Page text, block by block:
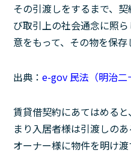
その引渡しをするまで、
び取引上の社会通念に照
意をもって、その物を保存
出典：e-gov 民法（明治二
賃貸借契約にあてはめる
まり入居者様は引渡しの
オーナー様に物件を明け